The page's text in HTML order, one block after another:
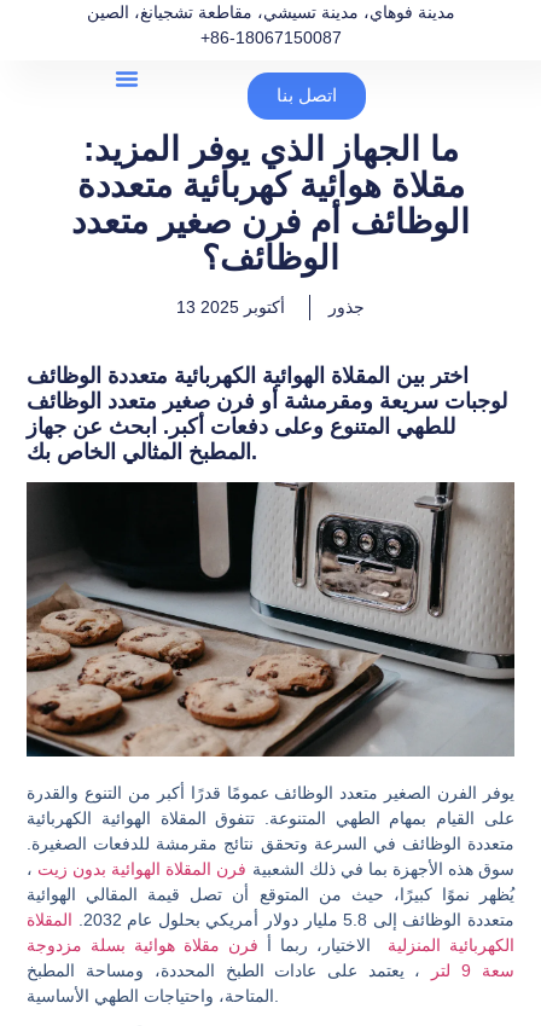
مدينة فوهاي، مدينة تسيشي، مقاطعة تشجيانغ، الصين
+86-18067150087
اتصل بنا
ما الجهاز الذي يوفر المزيد:
مقلاة هوائية كهربائية متعددة
الوظائف أم فرن صغير متعدد
الوظائف؟
جذور
اختر بين المقلاة الهوائية الكهربائية متعددة الوظائف
لوجبات سريعة ومقرمشة أو فرن صغير متعدد الوظائف
للطهي المتنوع وعلى دفعات أكبر. ابحث عن جهاز
المطبخ المثالي الخاص بك.
يوفر الفرن الصغير متعدد الوظائف عمومًا قدرًا أكبر من التنوع والقدرة
على القيام بمهام الطهي المتنوعة. تتفوق المقلاة الهوائية الكهربائية
متعددة الوظائف في السرعة وتحقق نتائج مقرمشة للدفعات الصغيرة.
سوق هذه الأجهزة بما في ذلك الشعبية فرن المقلاة الهوائية بدون زيت ،
يُظهر نموًا كبيرًا، حيث من المتوقع أن تصل قيمة المقالي الهوائية
متعددة الوظائف إلى 5.8 مليار دولار أمريكي بحلول عام 2032.
المقلاة
الكهربائية المنزلية
الاختيار، ربما أ فرن مقلاة هوائية بسلة مزدوجة
سعة 9 لتر
، يعتمد على عادات الطبخ المحددة، ومساحة المطبخ
المتاحة، واحتياجات الطهي الأساسية.